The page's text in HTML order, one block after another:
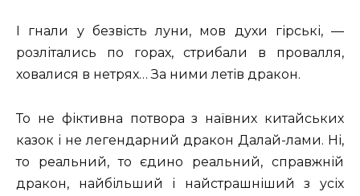
І гнали у безвість луни, мов духи гірські, —
розлітались по горах, стрибали в провалля,
ховалися в нетрях… За ними летів дракон.
То не фіктивна потвора з наївних китайських
казок і не легендарний дракон Далай-лами. Ні,
то реальний, то єдино реальний, справжній
дракон, найбільший і найстрашніший з усіх